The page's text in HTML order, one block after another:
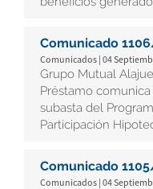
Comunicado
Comunicados | 04
Grupo Mutual
Préstamo
subasta del
Participación
Comunicado
Comunicados | 04